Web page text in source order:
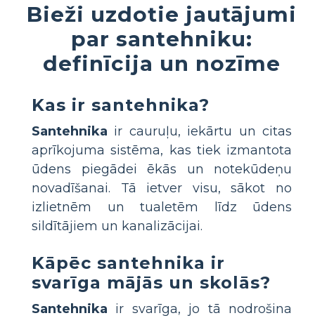
Bieži uzdotie jautājumi
par santehniku:
definīcija un nozīme
Kas ir santehnika?
Santehnika ir cauruļu, iekārtu un citas
aprīkojuma sistēma, kas tiek izmantota
ūdens piegādei ēkās un notekūdeņu
novadīšanai. Tā ietver visu, sākot no
izlietnēm un tualetēm līdz ūdens
sildītājiem un kanalizācijai.
Kāpēc santehnika ir
svarīga mājās un skolās?
Santehnika ir svarīga, jo tā nodrošina